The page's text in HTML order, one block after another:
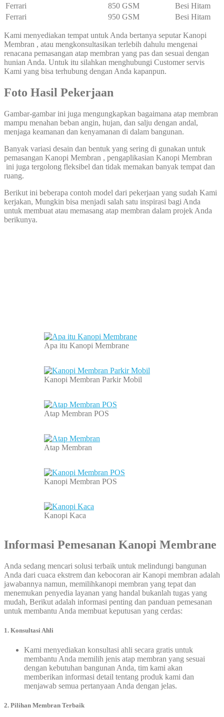
Ferrari
850 GSM
Besi Hitam
Ferrari
950 GSM Besi Hitam
Kami menyediakan tempat untuk Anda bertanya seputar Kanopi
Membran , atau mengkonsultasikan terlebih dahulu mengenai
renacana pemasangan atap membran yang pas dan sesuai dengan
hunian Anda. Untuk itu silahkan menghubungi Customer servis
Kami yang bisa terhubung dengan Anda kapanpun.
Foto Hasil Pekerjaan
Gambar-gambar ini juga mengungkapkan bagaimana atap membran
mampu menahan beban angin, hujan, dan salju dengan andal,
menjaga keamanan dan kenyamanan di dalam bangunan.
Banyak variasi desain dan bentuk yang sering di gunakan untuk
pemasangan Kanopi Membran , pengaplikasian Kanopi Membran
ini juga tergolong fleksibel dan tidak memakan banyak tempat dan
ruang.
Berikut ini beberapa contoh model dari pekerjaan yang sudah Kami
kerjakan, Mungkin bisa menjadi salah satu inspirasi bagi Anda
untuk membuat atau memasang atap membran dalam projek Anda
berikunya.
Apa itu Kanopi Membrane
Kanopi Membran Parkir Mobil
Atap Membran POS
Atap Membran
Kanopi Membran POS
Kanopi Kaca
Informasi Pemesanan Kanopi Membrane
Anda sedang mencari solusi terbaik untuk melindungi bangunan
Anda dari cuaca ekstrem dan kebocoran air Kanopi membran adalah
jawabannya namun, memilihkanopi membran yang tepat dan
menemukan penyedia layanan yang handal bukanlah tugas yang
mudah, Berikut adalah informasi penting dan panduan pemesanan
untuk membantu Anda membuat keputusan yang cerdas:
1. Konsultasi Ahli
Kami menyediakan konsultasi ahli secara gratis untuk
membantu Anda memilih jenis atap membran yang sesuai
dengan kebutuhan bangunan Anda, tim kami akan
memberikan informasi detail tentang produk kami dan
menjawab semua pertanyaan Anda dengan jelas.
2. Pilihan Membran Terbaik